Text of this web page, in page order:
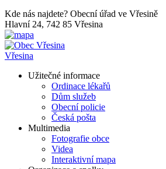
Kde nás najdete? Obecní úřad ve Vřesině
Hlavní 24, 742 85 Vřesina
Vřesina
Užitečné informace
Ordinace lékařů
Dům služeb
Obecní policie
Česká pošta
Multimedia
Fotografie obce
Videa
Interaktivní mapa